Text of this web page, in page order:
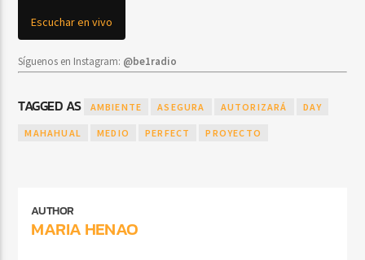
Escuchar en vivo
Síguenos en Instagram: @be1radio
TAGGED AS AMBIENTE ASEGURA AUTORIZARÁ DAY
MAHAHUAL MEDIO PERFECT PROYECTO
AUTHOR
MARIA HENAO